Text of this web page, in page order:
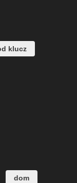
klucz
dom